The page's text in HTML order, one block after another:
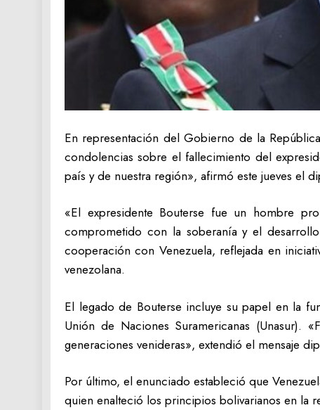
En representación del Gobierno de la
condolencias sobre el fallecimiento del
país y de nuestra región», afirmó este jueves el
«El expresidente Bouterse fue un hombre
comprometido con la soberanía y el
cooperación con Venezuela, reflejada en
venezolana.
El legado de Bouterse incluye su papel en la
Unión de Naciones Suramericanas (Unasur).
generaciones venideras», extendió el mensaje
Por último, el enunciado estableció que
quien enalteció los principios bolivarianos en la